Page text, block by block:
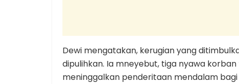
Dewi mengatakan, kerugian yang
dipulihkan. Ia mneyebut, tiga nyawa
meninggalkan penderitaan mendalam